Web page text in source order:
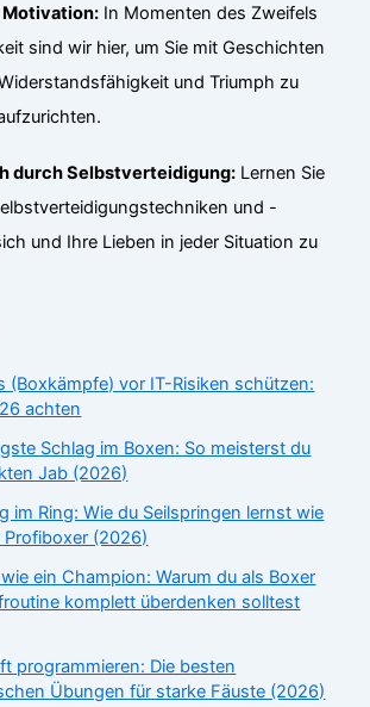
Motivation: In Momenten des Zweifels
sind wir hier, um Sie mit Geschichten
und Triumph zu
durch Selbstverteidigung: Lernen Sie
und -
und Ihre Lieben in jeder Situation zu
(Boxkämpfe) vor IT-Risiken schützen:
achten
Schlag im Boxen: So meisterst du
Jab (2026)
im Ring: Wie du Seilspringen lernst wie
Profiboxer (2026)
ein Champion: Warum du als Boxer
komplett überdenken solltest
programmieren: Die besten
Übungen für starke Fäuste (2026)